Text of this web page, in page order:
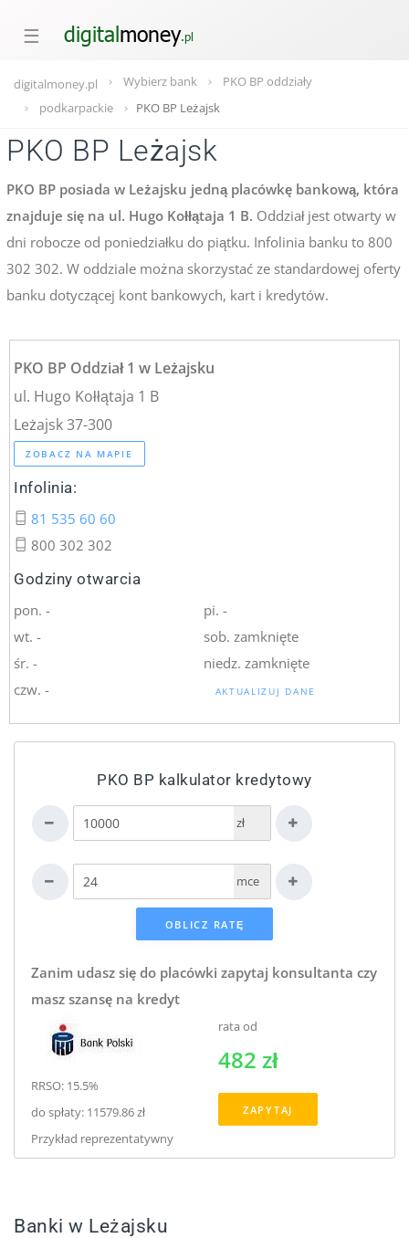
☰
digitalmoney.pl Wybierz bank
PKO BP oddziały
podkarpackie
PKO BP Leżajsk
PKO BP Leżajsk
PKO BP posiada w Leżajsku jedną placówkę bankową, która
znajduje się na ul. Hugo Kołłątaja 1 B. Oddział jest otwarty w
dni robocze od poniedziałku do piątku. Infolinia banku to 800
302 302. W oddziale można skorzystać ze standardowej oferty
banku dotyczącej kont bankowych, kart i kredytów.
PKO BP Oddział 1 w Leżajsku
ul. Hugo Kołłątaja 1 B
Leżajsk 37-300
ZOBACZ NA MAPIE
Infolinia:
81 535 60 60
800 302 302
Godziny otwarcia
pon. -
wt. -
śr. -
czw. -
pi. -
sob. zamknięte
niedz. zamknięte
AKTUALIZUJ DANE
PKO BP kalkulator kredytowy
zł
mce
Zanim udasz się do placówki zapytaj konsultanta czy
masz szansę na kredyt
RRSO: 15.5%
do spłaty: 11579.86 zł
Przykład reprezentatywny
rata od
482 zł
ZAPYTAJ
Banki w Leżajsku